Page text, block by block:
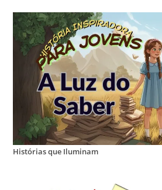
Histórias que Iluminam